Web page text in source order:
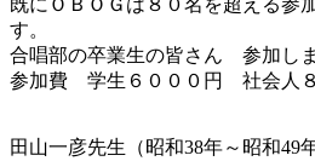
既にＯＢＯＧは８０名を超える参
す。
合唱部の卒業生の皆さん 参加し
参加費 学生６０００円 社会人
田山一彦先生（昭和38年～昭和